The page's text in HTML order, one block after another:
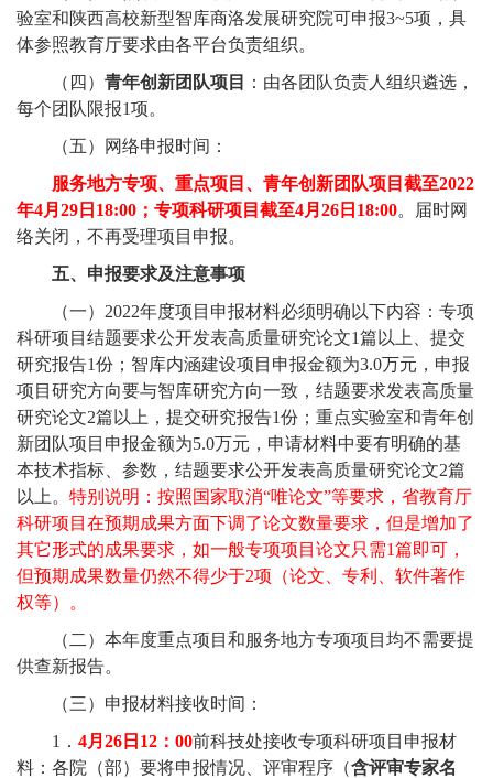
验室和陕西高校新型智库商洛发展研究院可申报3~5项，具
体参照教育厅要求由各平台负责组织。
（四） 青年创新团队项目
：由各团队负责人组织遴选，
每个团队限报1项。
（五）网络申报时间：
服务地方专项、重点项目、青年创新团队项目截至2022
年4月 29 日 18:00 ；专项科研项目截至4月 26 日 18:00。届时网
络关闭，不再受理项目申报。
五、申报要求及注意事项
（一） 2022年度项目申报材料必须明确以下内容：专项
科研项目结题要求公开发表高质量研究论文1篇以上、提交
研究报告1份；智库内涵建设项目申报金额为3.0万元，申报
项目研究方向要与智库研究方向一致，结题要求发表高质量
研究论文2篇以上，提交研究报告1份；重点实验室和青年创
新团队项目申报金额为5.0万元，申请材料中要有明确的基
本技术指标、参数，结题要求公开发表高质量研究论文2篇
以上。 特别说明：按照国家取消“唯论文”等要求，省教育厅
科研项目在预期成果方面下调了论文数量要求，但是增加了
其它形式的成果要求，如一般专项项目论文只需1篇即可，
但预期成果数量仍然不得少于2项（论文、专利、软件著作
权等）。
（二）本年度重点项目和服务地方专项项目均不需要提
供查新报告。
（三）申报材料接收时间：
1 ． 4月 26 日 12 ： 00前科技处接收专项科研项目申报材
料：各院（部）要将申报情况、评审程序（含评审专家名